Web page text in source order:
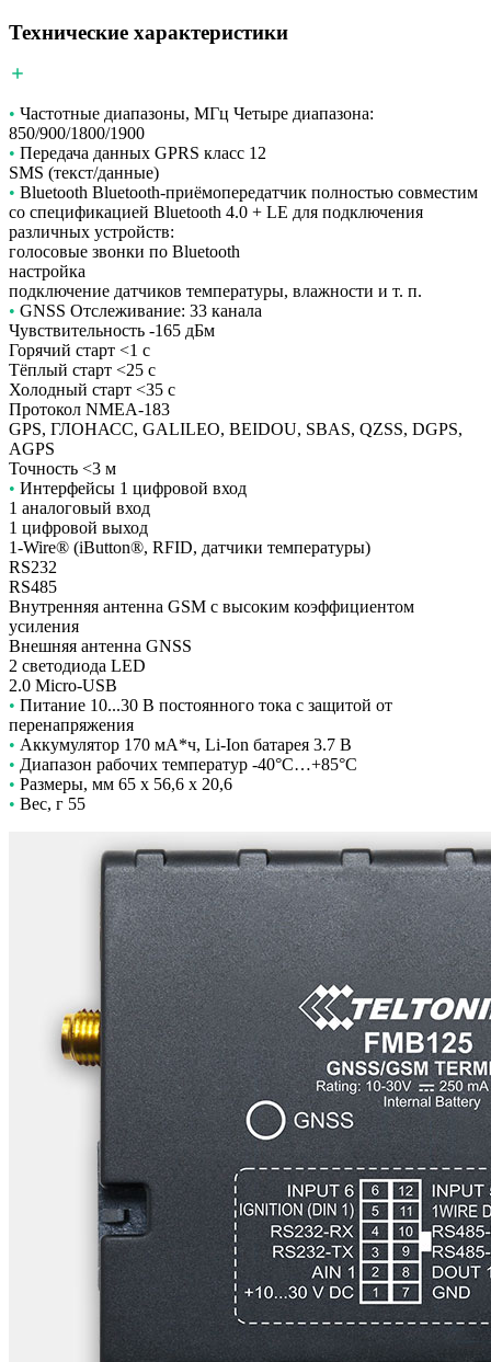
Технические характеристики
• Частотные диапазоны, МГц Четыре диапазона:
850/900/1800/1900
• Передача данных GPRS класс 12
SMS (текст/данные)
• Bluetooth Bluetooth-приёмопередатчик полностью совместим
со спецификацией Bluetooth 4.0 + LE для подключения
различных устройств:
голосовые звонки по Bluetooth
настройка
подключение датчиков температуры, влажности и т. п.
• GNSS Отслеживание: 33 канала
Чувствительность -165 дБм
Горячий старт <1 с
Тёплый старт <25 с
Холодный старт <35 с
Протокол NMEA-183
GPS, ГЛОНАСС, GALILEO, BEIDOU, SBAS, QZSS, DGPS,
AGPS
Точность <3 м
• Интерфейсы 1 цифровой вход
1 аналоговый вход
1 цифровой выход
1-Wire® (iButton®, RFID, датчики температуры)
RS232
RS485
Внутренняя антенна GSM с высоким коэффициентом
усиления
Внешняя антенна GNSS
2 светодиода LED
2.0 Micro-USB
• Питание 10...30 В постоянного тока с защитой от
перенапряжения
• Аккумулятор 170 мА*ч, Li-Ion батарея 3.7 В
• Диапазон рабочих температур -40°C…+85°C
• Размеры, мм 65 x 56,6 x 20,6
• Вес, г 55